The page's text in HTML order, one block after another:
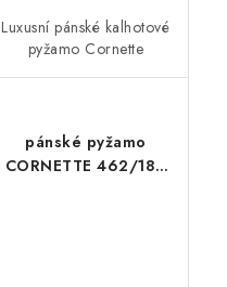
Luxusní pánské kalhotové
pyžamo Cornette
pánské pyžamo
CORNETTE 462/182